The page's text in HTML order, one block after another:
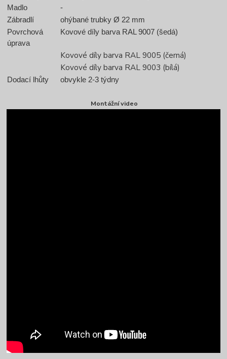
Madlo
-
Zábradlí
ohýbané trubky Ø 22 mm
Povrchová
úprava
Kovové díly barva RAL 9007 (šedá)
Kovové díly barva RAL 9005 (černá)
Kovové díly barva RAL 9003 (bílá)
Dodací lhůty obvykle 2-3 týdny
Montážní video